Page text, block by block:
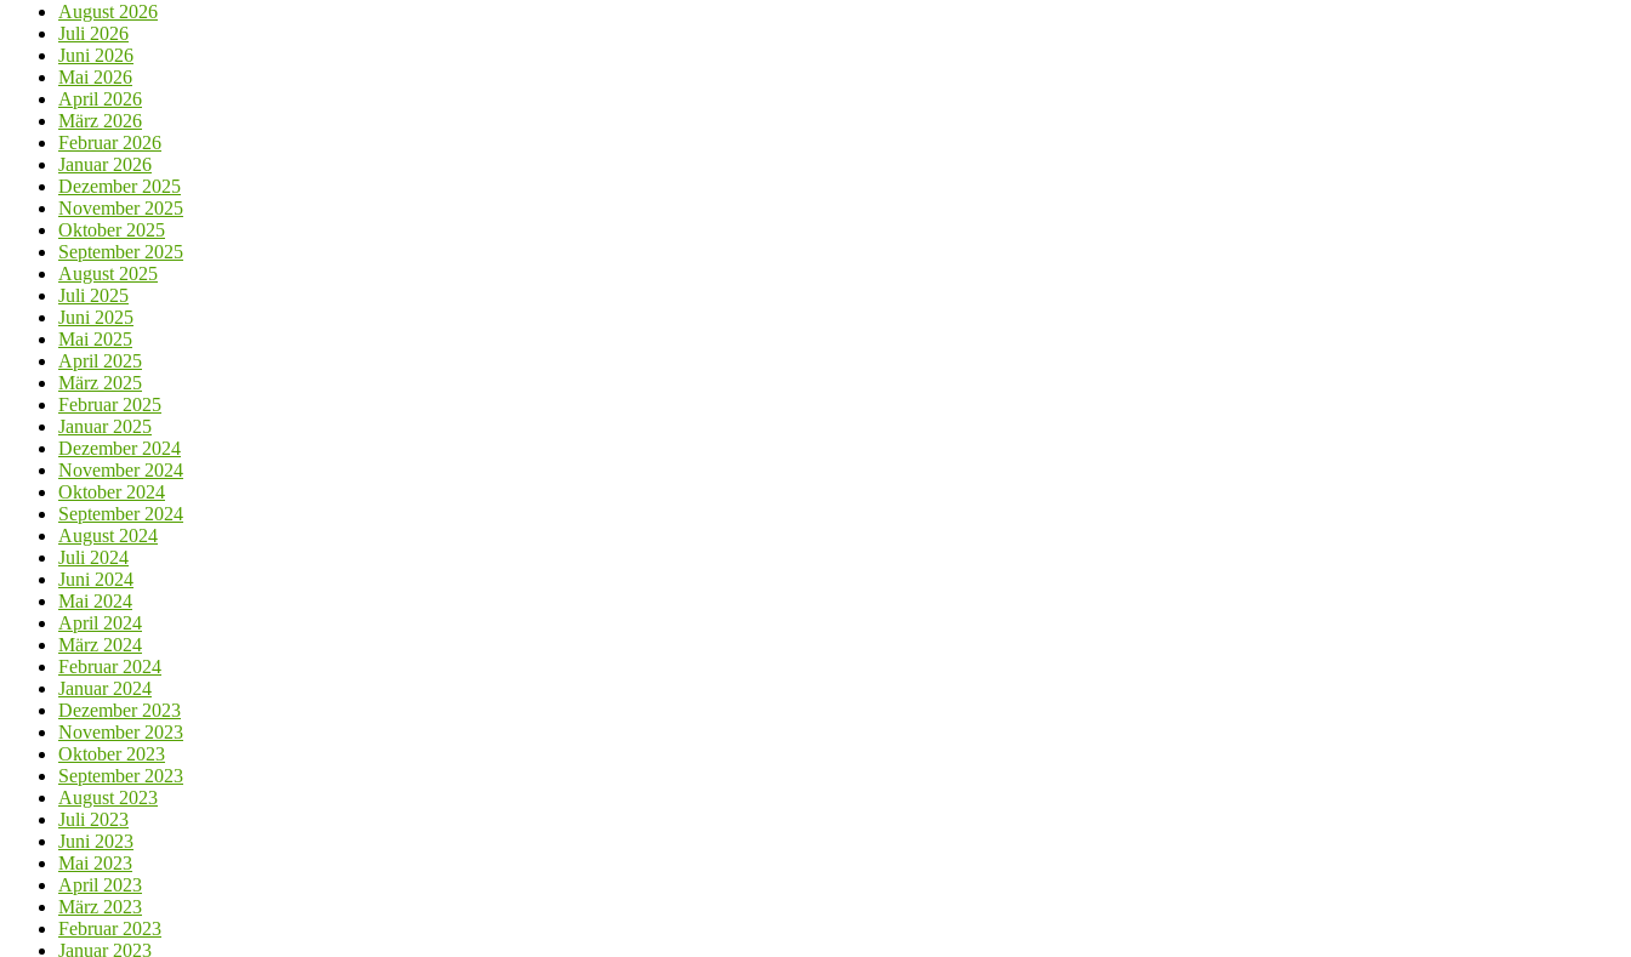
August 2026
Juli 2026
Juni 2026
Mai 2026
April 2026
März 2026
Februar 2026
Januar 2026
Dezember 2025
November 2025
Oktober 2025
September 2025
August 2025
Juli 2025
Juni 2025
Mai 2025
April 2025
März 2025
Februar 2025
Januar 2025
Dezember 2024
November 2024
Oktober 2024
September 2024
August 2024
Juli 2024
Juni 2024
Mai 2024
April 2024
März 2024
Februar 2024
Januar 2024
Dezember 2023
November 2023
Oktober 2023
September 2023
August 2023
Juli 2023
Juni 2023
Mai 2023
April 2023
März 2023
Februar 2023
Januar 2023